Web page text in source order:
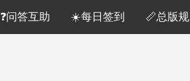
❓问答互助 ☀️每日签到 📏总版规